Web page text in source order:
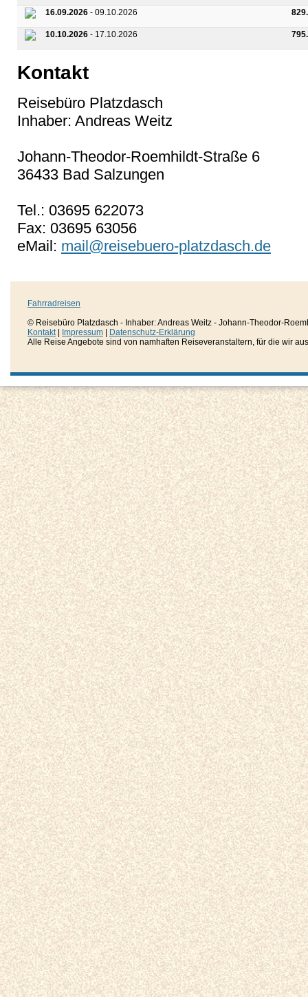
16.09.2026 - 09.10.2026
10.10.2026 - 17.10.2026
Kontakt
Reisebüro Platzdasch
Inhaber: Andreas Weitz
Johann-Theodor-Roemhildt-Straße 6
36433 Bad Salzungen
Tel.: 03695 622073
Fax: 03695 63056
eMail: mail@reisebuero-platzdasch.de
Fahrradreisen
© Reisebüro Platzdasch - Inhaber: Andreas Weitz - Johann-Theodor-
Kontakt| Impressum
Datenschutz-Erklärung
Alle Reise Angebote sind von namhaften Reiseveranstaltern, für die wir